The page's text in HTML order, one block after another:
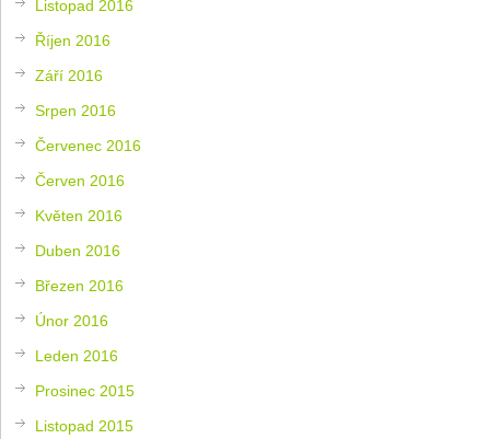
Listopad 2016
Říjen 2016
Září 2016
Srpen 2016
Červenec 2016
Červen 2016
Květen 2016
Duben 2016
Březen 2016
Únor 2016
Leden 2016
Prosinec 2015
Listopad 2015